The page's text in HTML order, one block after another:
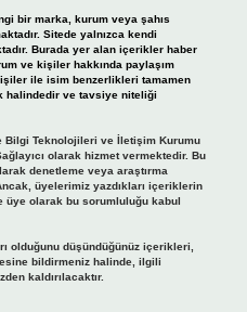
bir marka, kurum veya şahıs
Sitede yalnızca kendi
Burada yer alan içerikler haber
ve kişiler hakkında paylaşım
ile isim benzerlikleri tamamen
halindedir ve tavsiye niteliği
Bilgi Teknolojileri ve İletişim Kurumu
olarak hizmet vermektedir. Bu
denetleme veya araştırma
üyelerimiz yazdıkları içeriklerin
üye olarak bu sorumluluğu kabul
olduğunu düşündüğünüz içerikleri,
bildirmeniz halinde, ilgili
kaldırılacaktır.